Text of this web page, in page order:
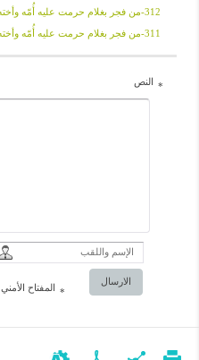
312-من فجر بغلام حرمت علیه أُمّه وأخته وبنته
311-من فجر بغلام حرمت علیه أُمّه وأخته وبنته
* النص
الارسال
*
المفتاح الأمني